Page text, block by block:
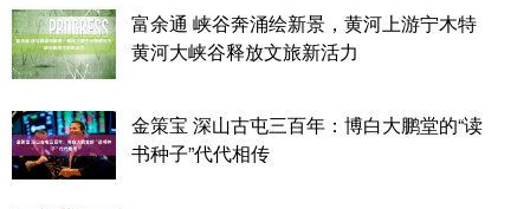
富余通 峡谷奔涌绘新景，黄河上游宁木特
黄河大峡谷释放文旅新活力
金策宝 深山古屯三百年：博白大鹏堂的“读
书种子”代代相传